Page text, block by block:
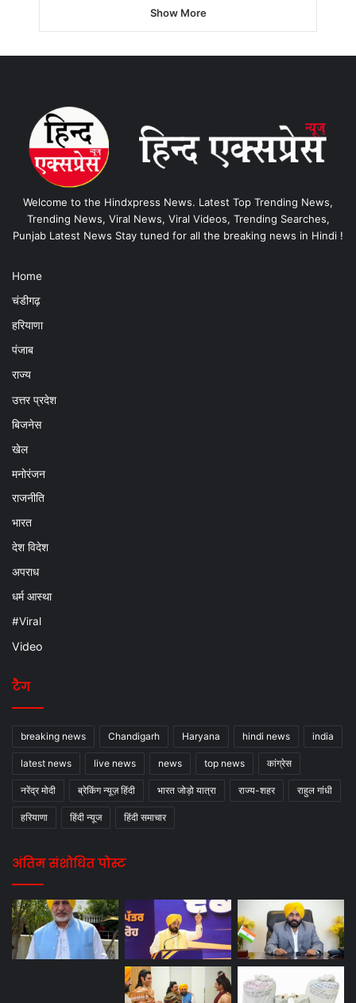
Show More
Welcome to the Hindxpress News. Latest Top Trending News,
Trending News, Viral News, Viral Videos, Trending Searches,
Punjab Latest News Stay tuned for all the breaking news in Hindi !
Home
चंडीगढ़
हरियाणा
पंजाब
राज्य
उत्तर प्रदेश
बिजनेस
खेल
मनोरंजन
राजनीति
भारत
देश विदेश
अपराध
धर्म आस्था
#Viral
Video
टैग
breaking news Chandigarh Haryana hindi news india
latest news live news news top news कांग्रेस
नरेंद्र मोदी ब्रेकिंग न्यूज़ हिंदी भारत जोड़ो यात्रा राज्य-शहर राहुल गांधी
हरियाणा हिंदी न्यूज हिंदी समाचार
अंतिम संशोधित पोस्ट